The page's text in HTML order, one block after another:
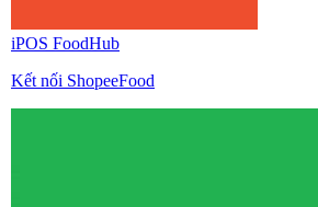
iPOS FoodHub
Kết nối ShopeeFood